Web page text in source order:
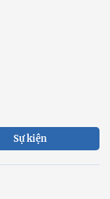
Sự kiện